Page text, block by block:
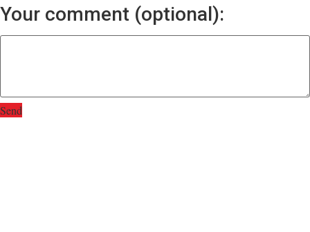
Your comment (optional):
Send